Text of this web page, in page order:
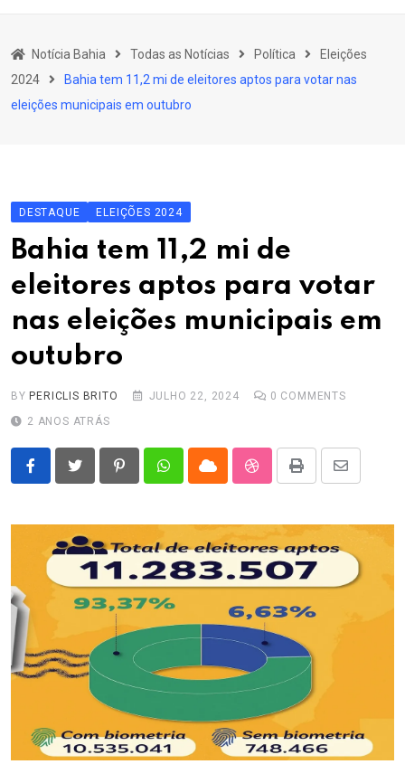
Educação
Política
Notícia Bahia Todas as Notícias Política
Eleições
2024
Bahia tem 11,2 mi de eleitores aptos para votar nas
eleições municipais em outubro
DESTAQUE ELEIÇÕES 2024
Bahia tem 11,2 mi de
eleitores aptos para votar
nas eleições municipais em
outubro
BY PERICLIS BRITO JULHO 22, 2024 0 COMMENTS
2 ANOS ATRÁS
PinterestWhatsappCloud StumbleUpon
Print
Share
Email